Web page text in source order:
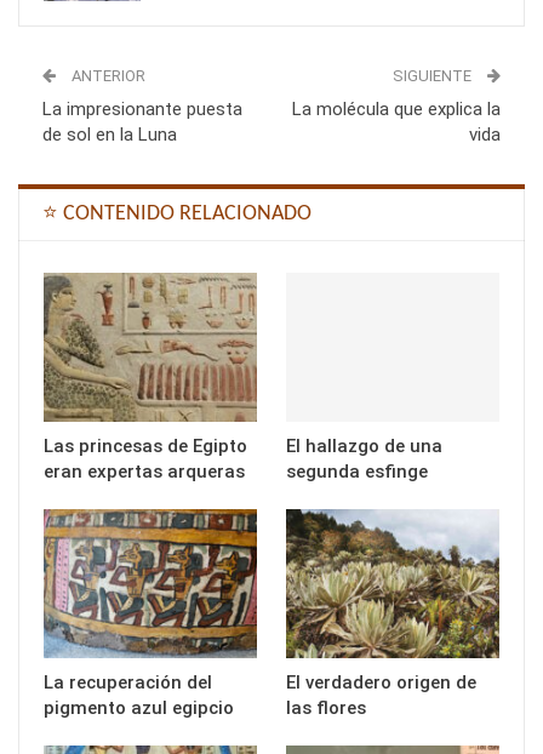
ANTERIOR
La impresionante puesta
de sol en la Luna
SIGUIENTE
La molécula que explica la
vida
⭐ CONTENIDO RELACIONADO
Las princesas de Egipto
eran expertas arqueras
El hallazgo de una
segunda esfinge
La recuperación del
pigmento azul egipcio
El verdadero origen de
las flores